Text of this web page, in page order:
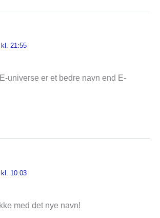
kl. 21:55
universe er et bedre navn end E-
kl. 10:03
med det nye navn!